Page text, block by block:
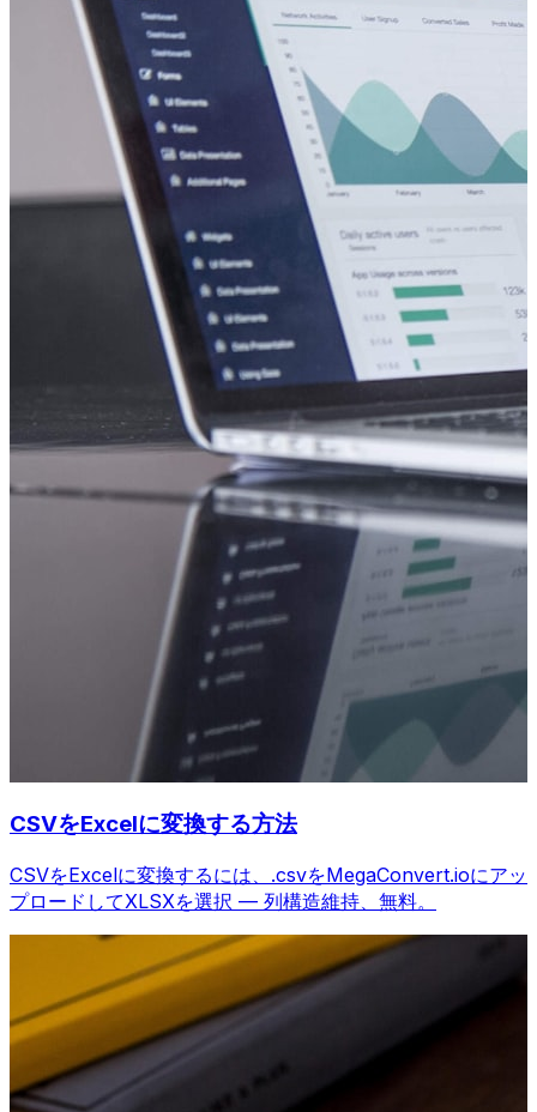
CSVをExcelに変換する方法
CSVをExcelに変換するには、.csvをMegaConvert.ioにアッ
プロードしてXLSXを選択 — 列構造維持、無料。